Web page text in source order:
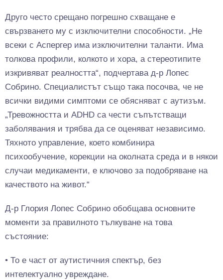
Друго често срещано погрешно схващане е
свързването му с изключителни способности. „Не
всеки с Аспергер има изключителни таланти. Има
толкова профили, колкото и хора, а стереотипите
изкривяват реалността“, подчертава д-р Лопес
Собрино. Специалистът също така посочва, че не
всички видими симптоми се обясняват с аутизъм.
„Тревожността и ADHD са чести съпътстващи
заболявания и трябва да се оценяват независимо.
Тяхното управление, което комбинира
психообучение, корекции на околната среда и в някои
случаи медикаменти, е ключово за подобряване на
качеството на живот.“
Д-р Глория Лопес Собрино обобщава основните
моменти за правилното тълкуване на това
състояние:
• То е част от аутистичния спектър, без
интелектуално увреждане.